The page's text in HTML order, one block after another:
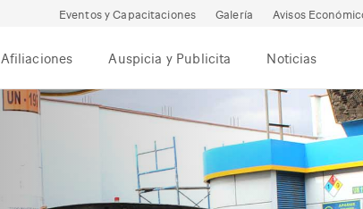
Eventos y Capacitaciones Galería Avisos
Afiliaciones Auspicia y Publicita Noticias